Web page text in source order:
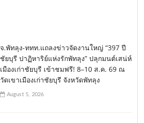
จ.พัทลุง-ททท.แถลงข่าวจัดงานใหญ่ “397 ปี
ชัยบุรี ปาฏิหาริย์แห่งรักพัทลุง” ปลุกมนต์เสน่ห์
เมืองเก่าชัยบุรี เข้าชมฟรี! 8–10 ส.ค. 69 ณ
วัดเขาเมืองเก่าชัยบุรี จังหวัดพัทลุง
August 5, 2026